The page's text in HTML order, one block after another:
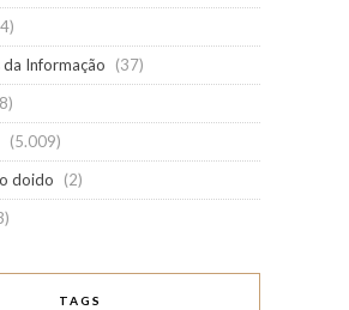
Informação
(37)
(5.009)
doido
(2)
TAGS